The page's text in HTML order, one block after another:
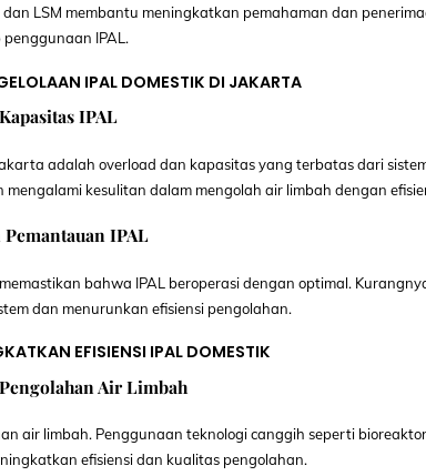
LSM membantu meningkatkan pemahaman dan
IPAL.
IPAL DOMESTIK DI JAKARTA
IPAL
adalah overload dan kapasitas yang terbatas dari
kesulitan dalam mengolah air limbah dengan
IPAL
bahwa IPAL beroperasi dengan optimal.
dan menurunkan efisiensi pengolahan.
EFISIENSI IPAL DOMESTIK
Air Limbah
air limbah. Penggunaan teknologi canggih seperti bioreaktor
efisiensi dan kualitas pengolahan.